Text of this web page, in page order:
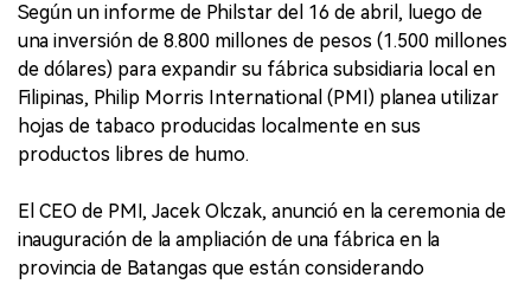
Según un informe de Philstar del 16 de abril, luego de
una inversión de 8.800 millones de pesos (1.500 millones
de dólares) para expandir su fábrica subsidiaria local en
Filipinas, Philip Morris International (PMI) planea utilizar
hojas de tabaco producidas localmente en sus
productos libres de humo.
El CEO de PMI, Jacek Olczak, anunció en la ceremonia de
inauguración de la ampliación de una fábrica en la
provincia de Batangas que están considerando